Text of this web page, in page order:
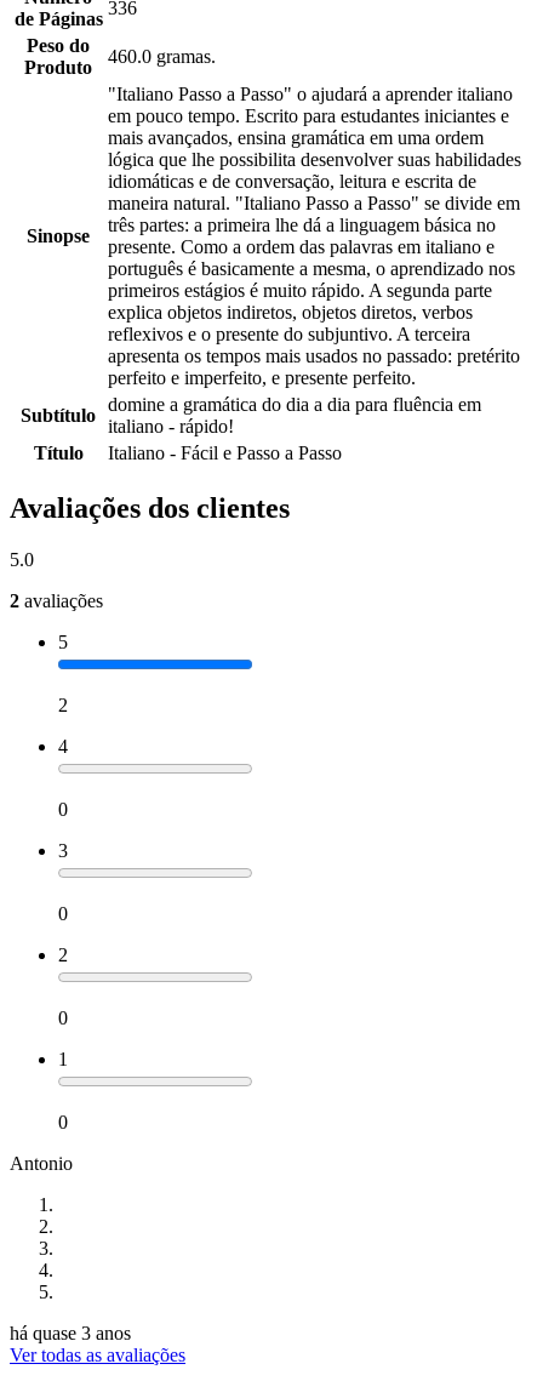
de Páginas
336
Peso do
Produto
460.0 gramas.
Sinopse
"Italiano Passo a Passo" o ajudará a aprender italiano
em pouco tempo. Escrito para estudantes iniciantes e
mais avançados, ensina gramática em uma ordem
lógica que lhe possibilita desenvolver suas habilidades
idiomáti­cas e de conversação, leitura e escrita de
maneira natural. "Italiano Passo a Passo" se divide em
três partes: a primeira lhe dá a lin­guagem básica no
presente. Como a ordem das palavras em italiano e
portu­guês é basicamente a mesma, o aprendizado nos
primeiros estágios é muito rápido. A segunda parte
explica objetos indiretos, objetos diretos, verbos
reflexivos e o presente do subjuntivo. A terceira
apresenta os tempos mais usados no passado: pretérito
perfeito e imperfeito, e presente perfeito.
Subtítulo
domine a gramática do dia a dia para fluência em
italiano - rápido!
Título
Italiano - Fácil e Passo a Passo
Avaliações dos clientes
5.0
2 avaliações
5
2
4
0
3
0
2
0
1
0
Antonio
há quase 3 anos
Ver todas as avaliações